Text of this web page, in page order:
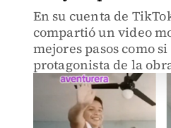
En su cuenta de
compartió un video
mejores pasos como
protagonista de la